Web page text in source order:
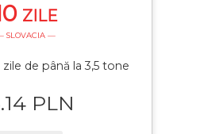
ZILE
SLOVACIA —
de până la 3,5 tone
PLN